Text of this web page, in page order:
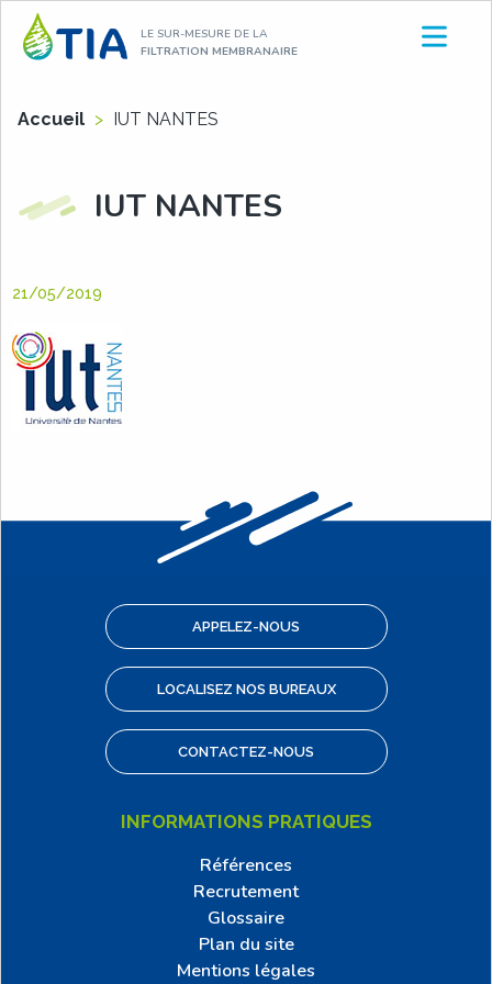
Aller
contenu
LE SUR-MESURE DE LA
FILTRATION MEMBRANAIRE
Accueil > IUT NANTES
IUT NANTES
21/05/2019
APPELEZ-NOUS
LOCALISEZ NOS BUREAUX
CONTACTEZ-NOUS
INFORMATIONS PRATIQUES
Références
Recrutement
Glossaire
Plan du site
Mentions légales